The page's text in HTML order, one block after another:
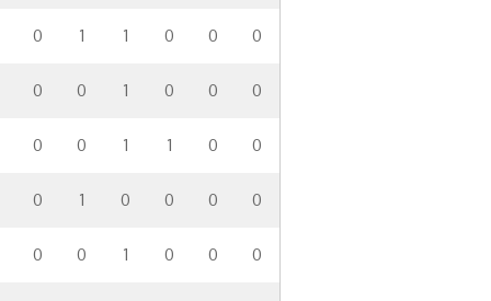
0 1 1 0 0 0
0 0 1 0 0 0
0 0 1 1 0 0
0 1 0 0 0 0
0 0 1 0 0 0